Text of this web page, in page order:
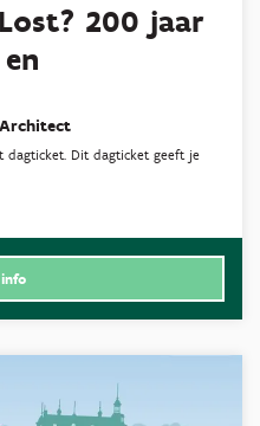
200 jaar
Architect
dagticket. Dit dagticket geeft je